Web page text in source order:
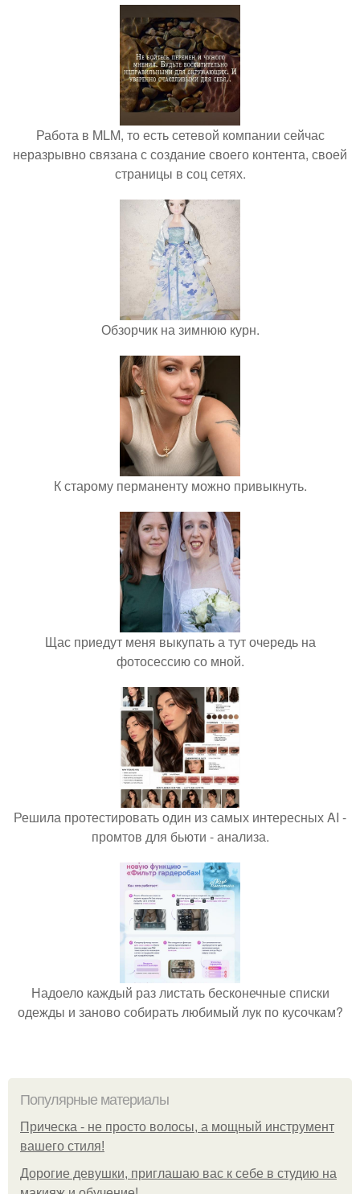
Работа в MLM, то есть сетевой компании сейчас
неразрывно связана с создание своего контента, своей
страницы в соц сетях.
Обзорчик на зимнюю курн.
К старому перманенту можно привыкнуть.
Щас приедут меня выкупать а тут очередь на
фотосессию со мной.
Решила протестировать один из самых интересных AI -
промтов для бьюти - анализа.
Надоело каждый раз листать бесконечные списки
одежды и заново собирать любимый лук по кусочкам?
Популярные материалы
Прическа - не просто волосы, а мощный инструмент
вашего стиля!
Дорогие девушки, приглашаю вас к себе в студию на